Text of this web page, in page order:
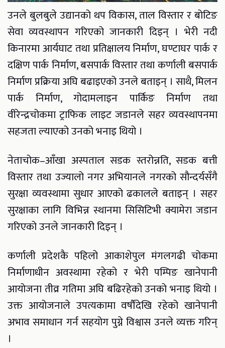
उनले बुलबुले उद्यानको थप विकास, ताल विस्तार र बोटिङ
सेवा व्यवस्थापन गरिएको जानकारी दिइन् । भेरी नदी
किनारमा आर्यघाट तथा प्रतिक्षालय निर्माण, घण्टाघर पार्क र
दक्षिण पार्क निर्माण, बसपार्क विस्तार तथा कर्णाली बसपार्क
निर्माण प्रक्रिया अघि बढाइएको उनले बताइन् । साथै, मिलन
पार्क निर्माण, गोदामलाइन पार्किङ निर्माण तथा
वीरेन्द्रचोकमा ट्राफिक लाइट जडानले सहर व्यवस्थापनमा
सहजता ल्याएको उनको भनाइ थियो ।
नेताचोक–आँखा अस्पताल सडक स्तरोन्नति, सडक बत्ती
विस्तार तथा उज्यालो नगर अभियानले नगरको सौन्दर्यसँगै
सुरक्षा व्यवस्थामा सुधार आएको ढकालले बताइन् । सहर
सुरक्षाका लागि विभिन्न स्थानमा सिसिटिभी क्यामेरा जडान
गरिएको उनले जानकारी दिइन् ।
कर्णाली प्रदेशकै पहिलो आकाशेपुल मंगलगढी चोकमा
निर्माणाधीन अवस्थामा रहेको र भेरी पम्पिङ खानेपानी
आयोजना तीव्र गतिमा अघि बढिरहेको उनको भनाइ थियो ।
उक्त आयोजनाले उपत्यकामा वर्षौंदेखि रहेको खानेपानी
अभाव समाधान गर्न सहयोग पुग्ने विश्वास उनले व्यक्त गरिन्
।